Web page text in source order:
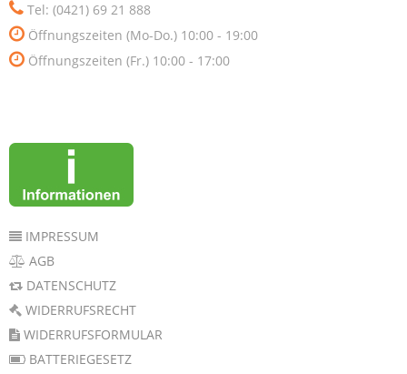
Tel: (0421) 69 21 888
Öffnungszeiten (Mo-Do.) 10:00 - 19:00
Öffnungszeiten (Fr.) 10:00 - 17:00
IMPRESSUM
AGB
DATENSCHUTZ
WIDERRUFSRECHT
WIDERRUFSFORMULAR
BATTERIEGESETZ